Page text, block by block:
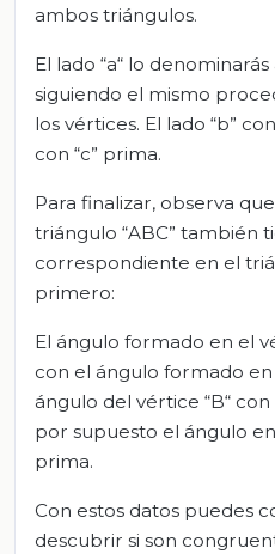
ambos triángulos.
El lado “a“ lo denominarás
siguiendo el mismo
los vértices. El lado “b”
con “c” prima.
Para finalizar, observa
triángulo “ABC” también
correspondiente en el
primero:
El ángulo formado en el
con el ángulo formado en
ángulo del vértice “B“
por supuesto el ángulo en
prima.
Con estos datos puedes
descubrir si son